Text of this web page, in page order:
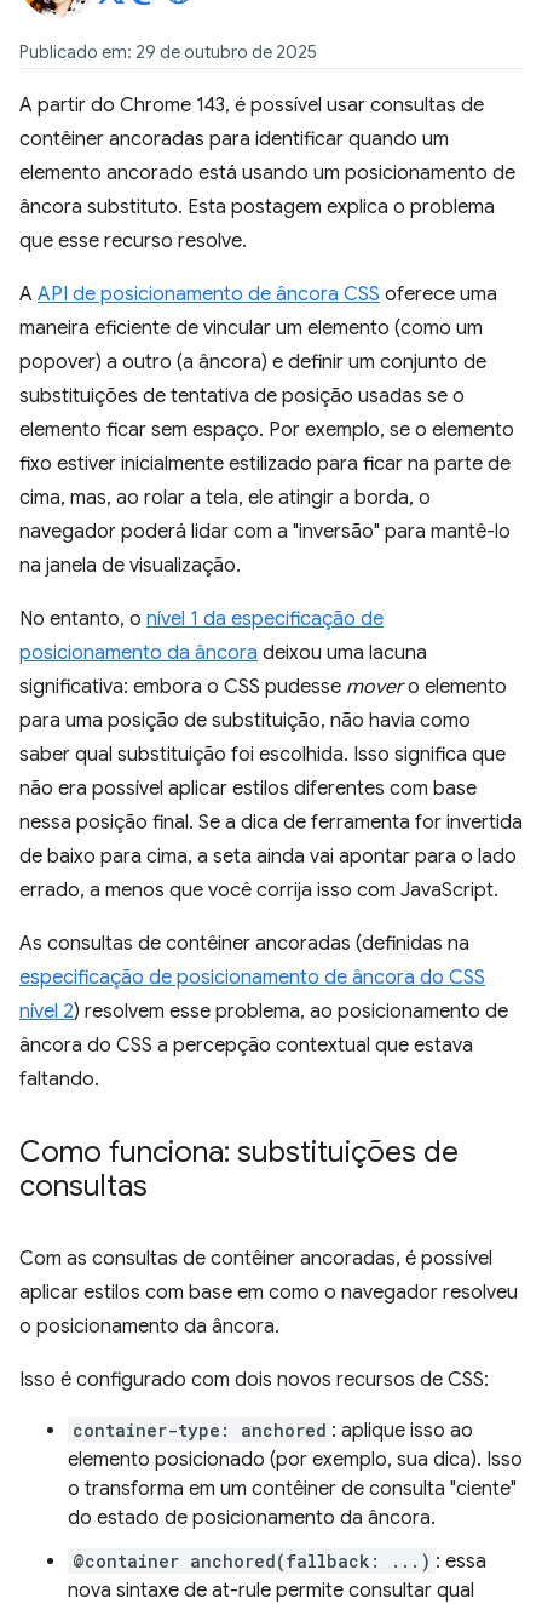
Publicado em: 29 de outubro de 2025
A partir do Chrome 143, é possível usar consultas de
contêiner ancoradas para identificar quando um
elemento ancorado está usando um posicionamento de
âncora substituto. Esta postagem explica o problema
que esse recurso resolve.
A API de posicionamento de âncora CSS oferece uma
maneira eficiente de vincular um elemento (como um
popover) a outro (a âncora) e definir um conjunto de
substituições de tentativa de posição usadas se o
elemento ficar sem espaço. Por exemplo, se o elemento
fixo estiver inicialmente estilizado para ficar na parte de
cima, mas, ao rolar a tela, ele atingir a borda, o
navegador poderá lidar com a "inversão" para mantê-lo
na janela de visualização.
No entanto, o nível 1 da especificação de
posicionamento da âncora deixou uma lacuna
significativa: embora o CSS pudesse movero elemento
para uma posição de substituição, não havia como
saber qual substituição foi escolhida. Isso significa que
não era possível aplicar estilos diferentes com base
nessa posição final. Se a dica de ferramenta for invertida
de baixo para cima, a seta ainda vai apontar para o lado
errado, a menos que você corrija isso com JavaScript.
As consultas de contêiner ancoradas (definidas na
especificação de posicionamento de âncora do CSS
nível 2) resolvem esse problema, ao posicionamento de
âncora do CSS a percepção contextual que estava
faltando.
Como funciona: substituições de
consultas
Com as consultas de contêiner ancoradas, é possível
aplicar estilos com base em como o navegador resolveu
o posicionamento da âncora.
Isso é configurado com dois novos recursos de CSS:
container-type: anchored : aplique isso ao
elemento posicionado (por exemplo, sua dica). Isso
o transforma em um contêiner de consulta "ciente"
do estado de posicionamento da âncora.
@container anchored(fallback: ...) : essa
nova sintaxe de at-rule permite consultar qual